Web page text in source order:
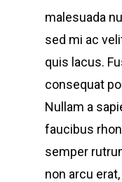
malesuada
sed mi ac
quis lacus.
consequat
Nullam a
faucibus
semper
non arcu